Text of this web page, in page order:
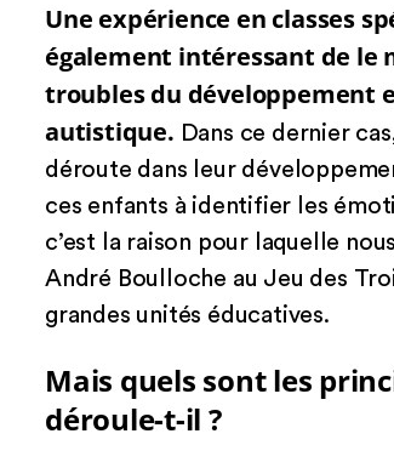
Une expérience en classes
également intéressant de le
troubles du développement
autistique. Dans ce dernier
déroute dans leur
ces enfants à identifier les
c’est la raison pour laquelle
André Boulloche au Jeu des
grandes unités éducatives.
Mais quels sont les
déroule-t-il ?